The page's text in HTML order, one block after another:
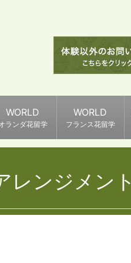
WORLD
ランダ花留学
WORLD
フランス花留学
レンジメント